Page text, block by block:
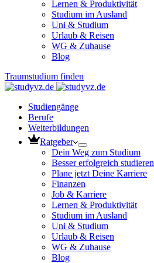
Lernen & Produktivität
Studium im Ausland
Uni & Studium
Urlaub & Reisen
WG & Zuhause
Blog
Traumstudium finden
Studiengänge
Berufe
Weiterbildungen
Ratgeber
Dein Weg zum Studium
Besser erfolgreich studieren
Plane jetzt Deine Karriere
Finanzen
Job & Karriere
Lernen & Produktivität
Studium im Ausland
Uni & Studium
Urlaub & Reisen
WG & Zuhause
Blog